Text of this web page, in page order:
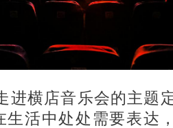
进横店音乐会的主题
生活中处处需要表达